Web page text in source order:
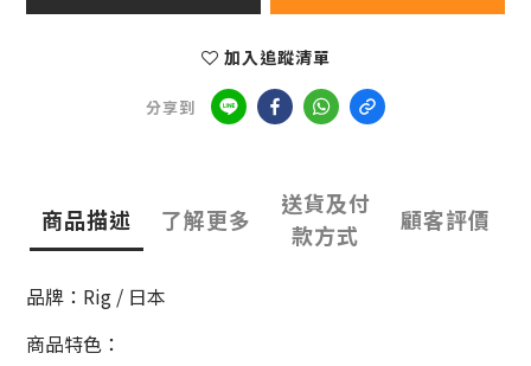
加入追蹤清單
分享到
商品描述 了解更多
送貨及付
款方式
顧客評價
品牌：Rig / 日本
商品特色：